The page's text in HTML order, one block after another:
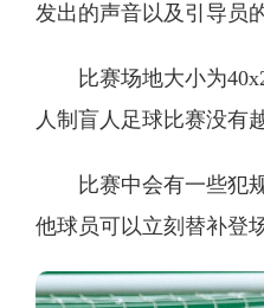
发出的声音以及引导员
比赛场地大小为
人制盲人足球比赛没有
比赛中会有一些犯
他球员可以立刻替补登场